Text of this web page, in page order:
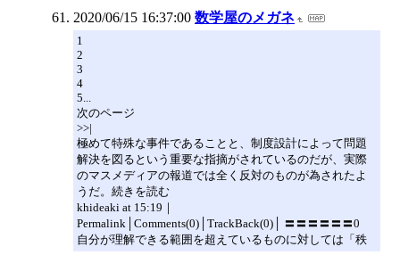
2020/06/15 16:37:00 数学屋のメガネ
1
2
3
4
5...
次のページ
>>|
極めて特殊な事件であることと、制度設計によって問題
解決を図るという重要な指摘がされているのだが、実際
のマスメディアの報道では全く反対のものが為されたよ
うだ。続きを読む
khideaki at 15:19｜
Permalink│Comments(0)│TrackBack(0)│ 〓〓〓〓〓〓0
自分が理解できる範囲を超えているものに対しては「秩